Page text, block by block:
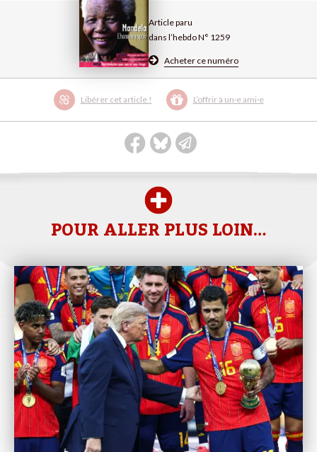
Article paru
dans l’hebdo N° 1259
Acheter ce numéro
Libérer cet article ! L’offrir à un·e ami·e
POUR ALLER PLUS LOIN…